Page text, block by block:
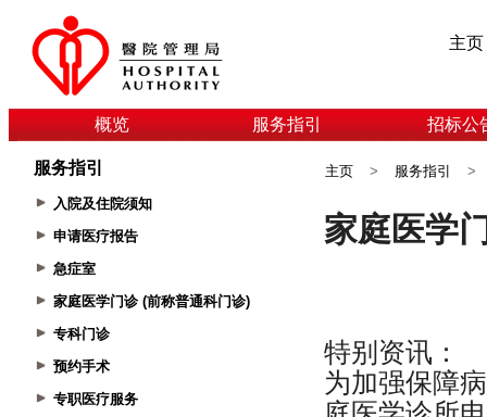
主页
概览 服务指引 招标公
服务指引
入院及住院须知
申请医疗报告
急症室
家庭医学门诊 (前称普通科门诊)
专科门诊
预约手术
专职医疗服务
主页 > 服务指引 >